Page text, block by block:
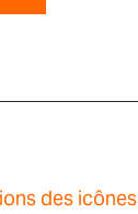
des icônes